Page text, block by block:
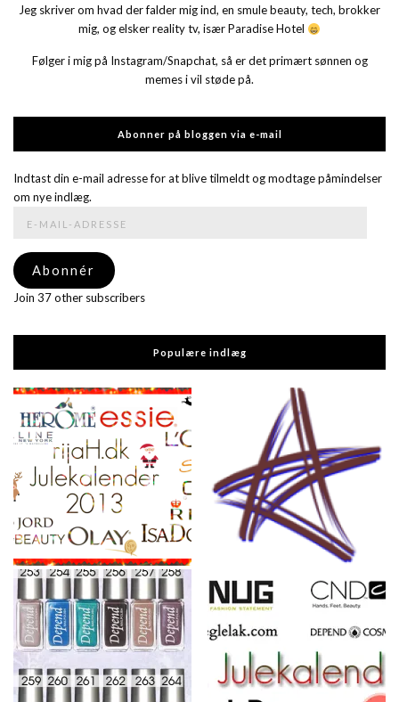
Jeg skriver om hvad der falder mig ind, en smule beauty, tech, brokker
mig, og elsker reality tv, især Paradise Hotel
Følger i mig på Instagram/Snapchat, så er det primært sønnen og
memes i vil støde på.
Abonner på bloggen via e-mail
Indtast din e-mail adresse for at blive tilmeldt og modtage påmindelser
om nye indlæg.
adresse
Abonnér
Join 37 other subscribers
Populære indlæg